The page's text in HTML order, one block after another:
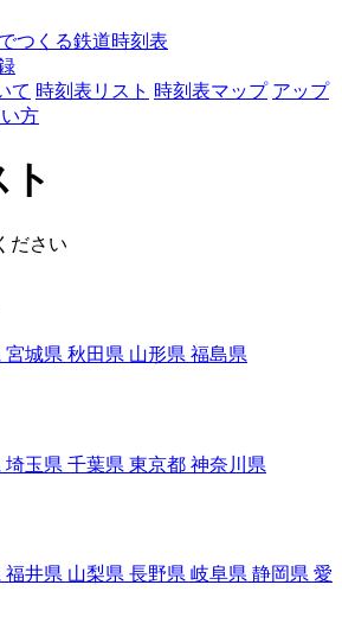
つくる鉄道時刻表
て 時刻表リスト 時刻表マップ アップ
方
ださい
宮城県 秋田県 山形県 福島県
埼玉県 千葉県 東京都 神奈川県
福井県 山梨県 長野県 岐阜県 静岡県 愛